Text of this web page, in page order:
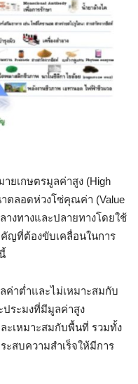
ยเกษตรมูลค่าสูง (High
ตลอดห่วงโซ่คุณค่า (Value
างทางและปลายทางโดยใช้
ญที่ต้องขับเคลื่อนในการ
ค่าต่ำและไม่เหมาะสมกับ
ระมงที่มีมูลค่าสูง
ะเหมาะสมกับพื้นที่ รวมทั้ง
สบความสำเร็จให้มีการ